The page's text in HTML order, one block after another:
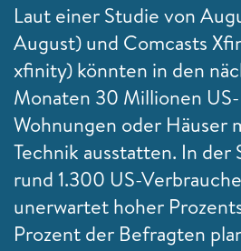
Laut einer Studie von
August) und Comcasts
xfinity) könnten in den
Monaten 30 Millionen
Wohnungen oder Häuser
Technik ausstatten. In der
rund 1.300 US-
unerwartet hoher
Prozent der Befragten